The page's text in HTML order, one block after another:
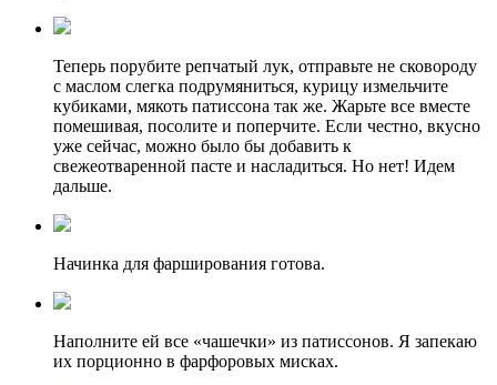
Теперь порубите репчатый лук, отправьте не сковороду
с маслом слегка подрумяниться, курицу измельчите
кубиками, мякоть патиссона так же. Жарьте все вместе
помешивая, посолите и поперчите. Если честно, вкусно
уже сейчас, можно было бы добавить к
свежеотваренной пасте и насладиться. Но нет! Идем
дальше.
Начинка для фарширования готова.
Наполните ей все «чашечки» из патиссонов. Я запекаю
их порционно в фарфоровых мисках.